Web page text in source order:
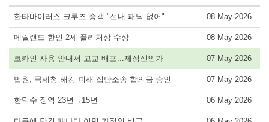
한타바이러스 크루즈 승객 "선내 패닉 없어" 08 May 2026
메릴랜드 한인 2세 퓰리처상 수상 08 May 2026
코카인 사용 안내서 고교 배포...제정신인가 07 May 2026
법원, 국세청 해킹 피해 집단소송 합의금 승인 07 May 2026
한덕수 징역 23년→15년 06 May 2026